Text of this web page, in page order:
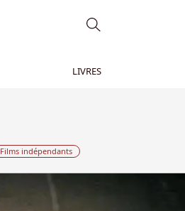
LIVRES
Films indépendants